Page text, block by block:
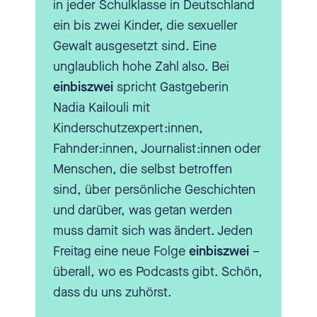
sehr, sehr wichtige und große
Kampagne gestartet. "Schiebt
den Gedanken nicht weg" heißt
sie. Können sie uns kurz verraten,
worum es da geht?
Kerstin Claus[00:02:25] Also,
Ausgangspunkt war der Gedanke,
dass wir Ende letzten Jahres mal
eine Umfrage gemacht haben
und gesagt haben, wo findet
denn sexuelle Gewalt statt? Und
in den Antworten, die wir
bekommen haben, gab es die
gute Botschaft, die war: 90 %
in jeder Schulklasse in Deutschland
ein bis zwei Kinder, die sexueller
Gewalt ausgesetzt sind. Eine
unglaublich hohe Zahl also. Bei
einbiszwei spricht Gastgeberin
Nadia Kailouli mit
Kinderschutzexpert:innen,
Fahnder:innen, Journalist:innen oder
Menschen, die selbst betroffen
sind, über persönliche Geschichten
und darüber, was getan werden
muss damit sich was ändert. Jeden
Freitag eine neue Folge einbiszwei –
überall, wo es Podcasts gibt. Schön,
dass du uns zuhörst.